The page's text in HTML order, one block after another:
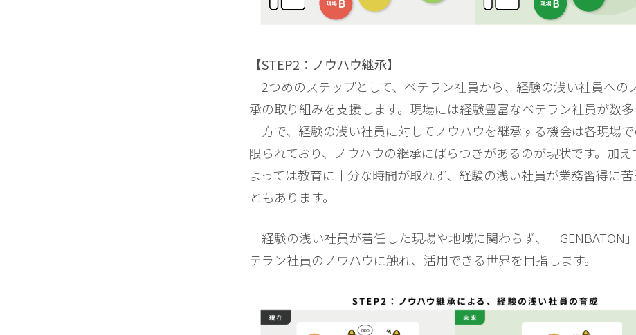
【STEP2：ノウハウ継承】
2つめのステップとして、ベテラン社員から、経験の浅い社員への
承の取り組みを支援します。現場には経験豊富なベテラン社員が数
一方で、経験の浅い社員に対してノウハウを継承する機会は各現場
限られており、ノウハウの継承にばらつきがあるのが現状です。加え
よっては教育に十分な時間が取れず、経験の浅い社員が業務習得に
ともあります。
経験の浅い社員が着任した現場や地域に関わらず、「GENBATON
テラン社員のノウハウに触れ、活用できる世界を目指します。